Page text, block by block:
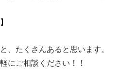
、たくさんあると思います。
にご相談ください！！